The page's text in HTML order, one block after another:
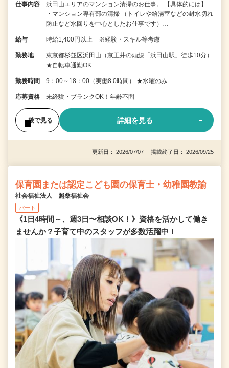
仕事内容
浜田山エリアのマンション清掃のお仕事。 【具体的には】
・マンション専有部の清掃 （トイレや給湯室などの封水切れ
防止など水回りを中心としたお仕事です）…
給与 時給1,400円以上 ※経験・スキル等考慮
勤務地
東京都杉並区浜田山（京王井の頭線「浜田山駅」徒歩10分）
★自転車通勤OK
勤務時間 9：00～18：00（実働8.0時間） ★水曜のみ
応募資格 未経験・ブランクOK！年齢不問
後で見る 詳細を見る
更新日： 2026/07/07 掲載終了日： 2026/09/25
保育園または認定こども園の保育士・幼稚園教諭
社会福祉法人 照桑福祉会
パート
《1日4時間～、週3日〜相談OK！》資格を活かして働き
ませんか？子育て中のスタッフが多数活躍中！